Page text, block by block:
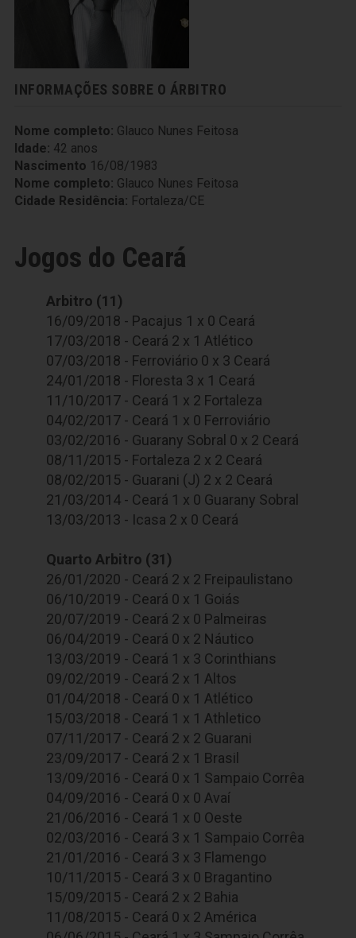
INFORMAÇÕES SOBRE O ÁRBITRO
Nome completo: Glauco Nunes Feitosa
Idade: 42 anos
Nascimento 16/08/1983
Nome completo: Glauco Nunes Feitosa
Cidade Residência: Fortaleza/CE
Jogos do Ceará
Arbitro (11)
16/09/2018 - Pacajus 1 x 0 Ceará
17/03/2018 - Ceará 2 x 1 Atlético
07/03/2018 - Ferroviário 0 x 3 Ceará
24/01/2018 - Floresta 3 x 1 Ceará
11/10/2017 - Ceará 1 x 2 Fortaleza
04/02/2017 - Ceará 1 x 0 Ferroviário
03/02/2016 - Guarany Sobral 0 x 2 Ceará
08/11/2015 - Fortaleza 2 x 2 Ceará
08/02/2015 - Guarani (J) 2 x 2 Ceará
21/03/2014 - Ceará 1 x 0 Guarany Sobral
13/03/2013 - Icasa 2 x 0 Ceará
Quarto Arbitro (31)
26/01/2020 - Ceará 2 x 2 Freipaulistano
06/10/2019 - Ceará 0 x 1 Goiás
20/07/2019 - Ceará 2 x 0 Palmeiras
06/04/2019 - Ceará 0 x 2 Náutico
13/03/2019 - Ceará 1 x 3 Corinthians
09/02/2019 - Ceará 2 x 1 Altos
01/04/2018 - Ceará 0 x 1 Atlético
15/03/2018 - Ceará 1 x 1 Athletico
07/11/2017 - Ceará 2 x 2 Guarani
23/09/2017 - Ceará 2 x 1 Brasil
13/09/2016 - Ceará 0 x 1 Sampaio Corrêa
04/09/2016 - Ceará 0 x 0 Avaí
21/06/2016 - Ceará 1 x 0 Oeste
02/03/2016 - Ceará 3 x 1 Sampaio Corrêa
21/01/2016 - Ceará 3 x 3 Flamengo
10/11/2015 - Ceará 3 x 0 Bragantino
15/09/2015 - Ceará 2 x 2 Bahia
11/08/2015 - Ceará 0 x 2 América